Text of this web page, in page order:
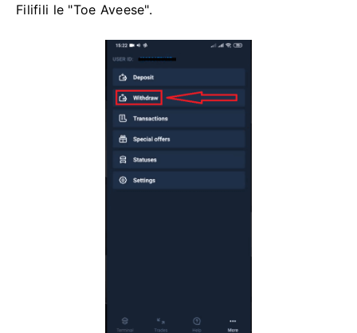
Filifili le "Toe Aveese".